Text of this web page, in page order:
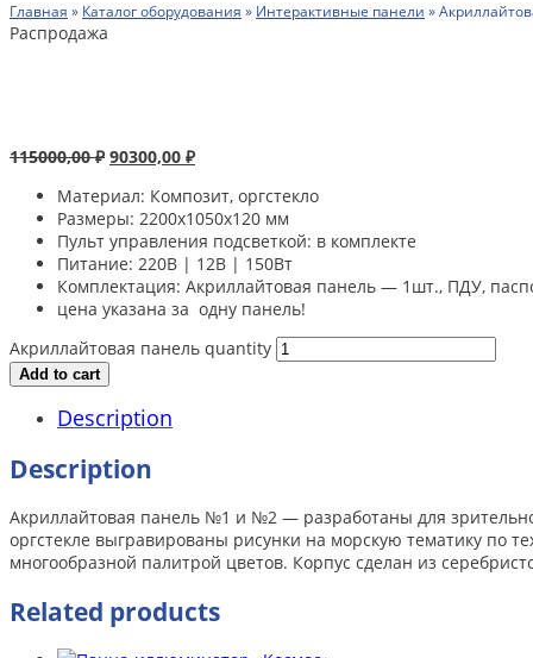
Главная » Каталог оборудования » Интерактивные панели »
Распродажа
115000,00₽ 90300,00 ₽
Материал: Композит, оргстекло
Размеры: 2200х1050х120 мм
Пульт управления подсветкой: в комплекте
Питание: 220В | 12В | 150Вт
Комплектация: Акриллайтовая панель — 1шт., ПДУ,
цена указана за одну панель!
Акриллайтовая панель quantity
Add to cart
Description
Description
Акриллайтовая панель №1 и №2 — разработаны для
оргстекле выгравированы рисунки на морскую тематику по
многообразной палитрой цветов. Корпус сделан из
Related products